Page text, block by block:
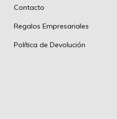
Contacto
Regalos Empresariales
Política de Devolución